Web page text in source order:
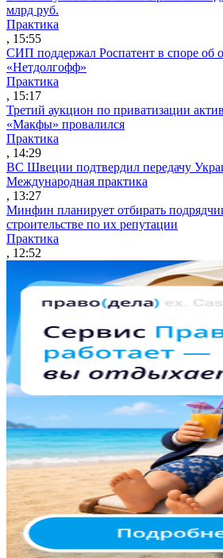
млрд руб.
Практика
, 15:55
СИП поддержал Роспатент в споре об
«Нетдолгофф»
Практика
, 15:17
Третий аукцион по приватизации
«Макфы» провалился
Практика
, 14:29
ВС Швеции подтвердил передачу
Международная практика
, 13:27
Минфин планирует отбирать
строительстве по их репутации
Практика
, 12:52